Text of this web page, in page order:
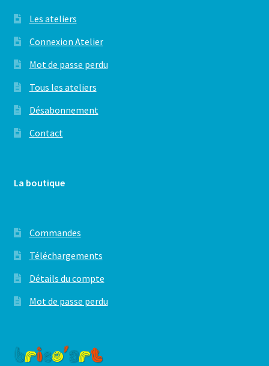
Les ateliers
Connexion Atelier
Mot de passe perdu
Tous les ateliers
Désabonnement
Contact
La boutique
Commandes
Téléchargements
Détails du compte
Mot de passe perdu